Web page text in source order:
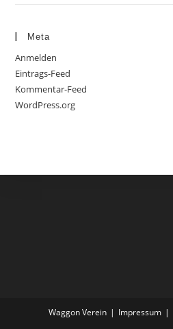
Meta
Anmelden
Eintrags-Feed
Kommentar-Feed
WordPress.org
Waggon Verein Impressum